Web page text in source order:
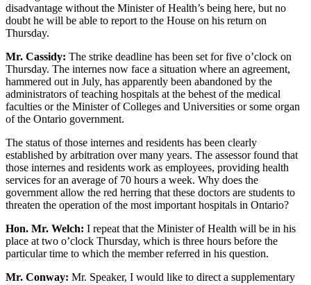
disadvantage without the Minister of Health’s being here, but no
doubt he will be able to report to the House on his return on
Thursday.
Mr. Cassidy: The strike deadline has been set for five o’clock on
Thursday. The internes now face a situation where an agreement,
hammered out in July, has apparently been abandoned by the
administrators of teaching hospitals at the behest of the medical
faculties or the Minister of Colleges and Universities or some organ
of the Ontario government.
The status of those internes and residents has been clearly
established by arbitration over many years. The assessor found that
those internes and residents work as employees, providing health
services for an average of 70 hours a week. Why does the
government allow the red herring that these doctors are students to
threaten the operation of the most important hospitals in Ontario?
Hon. Mr. Welch: I repeat that the Minister of Health will be in his
place at two o’clock Thursday, which is three hours before the
particular time to which the member referred in his question.
Mr. Conway: Mr. Speaker, I would like to direct a supplementary